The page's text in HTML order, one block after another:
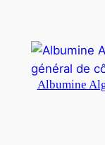
Albumine